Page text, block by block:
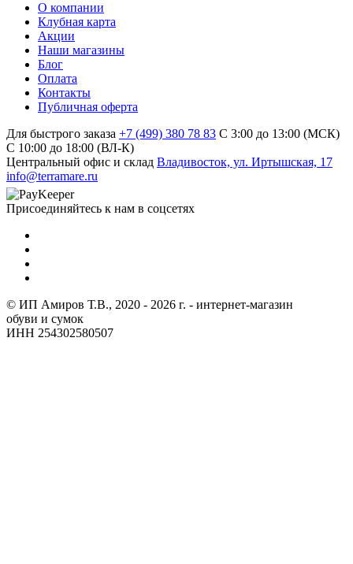
О компании
Клубная карта
Акции
Наши магазины
Блог
Оплата
Контакты
Публичная оферта
Для быстрого заказа +7 (499) 380 78 83 С 3:00 до 13:00 (МСК)
C 10:00 до 18:00 (ВЛ-К)
Центральный офис и склад Владивосток, ул. Иртышская, 17
info@terramare.ru
Присоединяйтесь к нам в соцсетях
© ИП Амиров Т.В., 2020 - 2026 г. - интернет-магазин
обуви и сумок
ИНН 254302580507